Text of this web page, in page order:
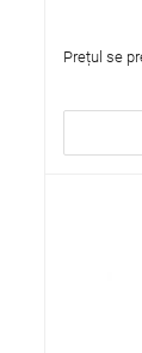
Prețul se